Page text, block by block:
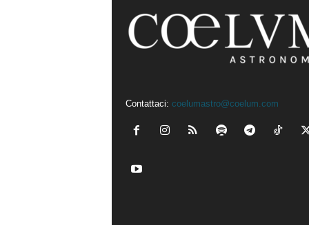
Contattaci: coelumastro@coelum.com